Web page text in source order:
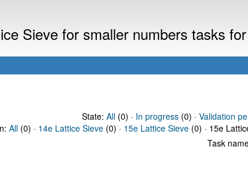
Sieve for smaller numbers tasks
State: All(0) · In progress(0) · Validation
All (0) · 14e Lattice Sieve (0) · 15e Lattice Sieve (0) · 15e
Task